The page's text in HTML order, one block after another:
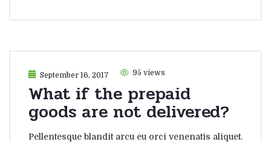
September 16, 2017 95 views
What if the prepaid
goods are not delivered?
Pellentesque blandit arcu eu orci venenatis aliquet.